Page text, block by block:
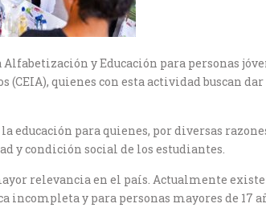
y Educación para personas
quienes con esta actividad buscan
educación para quienes, por diversas
y condición social de los estudiantes.
relevancia en el país. Actualmente
incompleta y para personas mayores de